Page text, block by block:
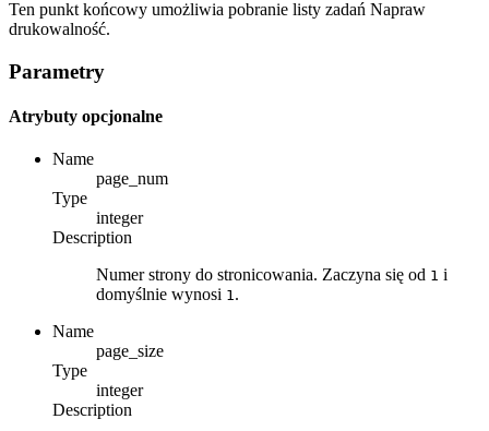
Ten punkt końcowy umożliwia pobranie listy zadań Napraw
drukowalność.
Parametry
Atrybuty opcjonalne
Name
page_num
Type
integer
Description
Numer strony do stronicowania. Zaczyna się od 1 i
domyślnie wynosi 1.
Name
page_size
Type
integer
Description